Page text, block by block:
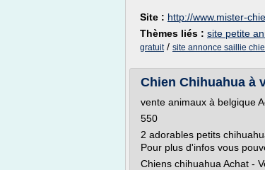
Site : http://www.mister-
Thèmes liés : site petite
gratuit/ site annonce saillie
Chien Chihuahua à
vente animaux à belgique
550
2 adorables petits
Pour plus d'infos vous
Chiens chihuahua Achat -